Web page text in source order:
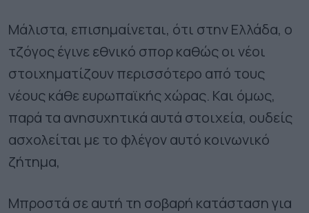
Μάλιστα, επισημαίνεται, ότι στην Ελλάδα, ο
τζόγος έγινε εθνικό σπορ καθώς οι νέοι
στοιχηματίζουν περισσότερο από τους
νέους κάθε ευρωπαϊκής χώρας. Και όμως,
παρά τα ανησυχητικά αυτά στοιχεία, ουδείς
ασχολείται με το φλέγον αυτό κοινωνικό
ζήτημα,
Μπροστά σε αυτή τη σοβαρή κατάσταση για